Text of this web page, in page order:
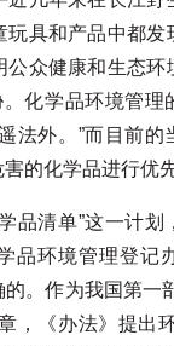
玩具和产品中都发
公众健康和生态环
。化学品环境管理
法外。”而目前的
的化学品进行优
品清单”这一计划
品环境管理登记
。作为我国第一
，《办法》提出